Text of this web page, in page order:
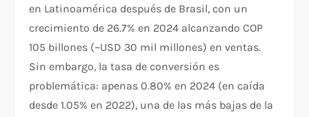
en Latinoamérica después de Brasil, con un
crecimiento de 26.7% en 2024 alcanzando COP
105 billones (~USD 30 mil millones) en ventas.
Sin embargo, la tasa de conversión es
problemática: apenas 0.80% en 2024 (en caída
desde 1.05% en 2022), una de las más bajas de la